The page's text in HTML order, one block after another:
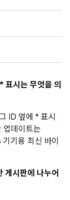
시는 무엇을 의
ID 옆에 * 표시
업데이트는
기용 최신 바이
시판에 나누어